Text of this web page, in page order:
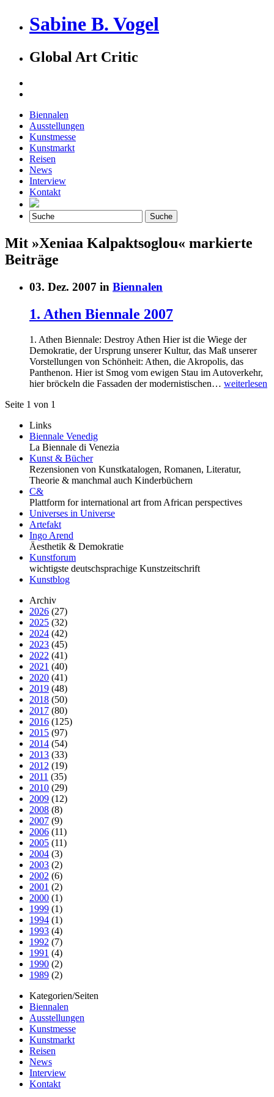
Sabine B. Vogel
Global Art Critic
Biennalen
Ausstellungen
Kunstmesse
Kunstmarkt
Reisen
News
Interview
Kontakt
Mit »Xeniaa Kalpaktsoglou« markierte
Beiträge
03. Dez. 2007 in Biennalen
1. Athen Biennale 2007
1. Athen Biennale: Destroy Athen Hier ist die Wiege der
Demokratie, der Ursprung unserer Kultur, das Maß unserer
Vorstellungen von Schönheit: Athen, die Akropolis, das
Panthenon. Hier ist Smog vom ewigen Stau im Autoverkehr,
hier bröckeln die Fassaden der modernistischen… weiterlesen
Seite 1 von 1
Links
Biennale Venedig
La Biennale di Venezia
Kunst & Bücher
Rezensionen von Kunstkatalogen, Romanen, Literatur,
Theorie & manchmal auch Kinderbüchern
C&
Plattform for international art from African perspectives
Universes in Universe
Artefakt
Ingo Arend
Äesthetik & Demokratie
Kunstforum
wichtigste deutschsprachige Kunstzeitschrift
Kunstblog
Archiv
2026 (27)
2025 (32)
2024 (42)
2023 (45)
2022 (41)
2021 (40)
2020 (41)
2019 (48)
2018 (50)
2017 (80)
2016 (125)
2015 (97)
2014 (54)
2013 (33)
2012 (19)
2011 (35)
2010 (29)
2009 (12)
2008 (8)
2007 (9)
2006 (11)
2005 (11)
2004 (3)
2003 (2)
2002 (6)
2001 (2)
2000 (1)
1999 (1)
1994 (1)
1993 (4)
1992 (7)
1991 (4)
1990 (2)
1989 (2)
Kategorien/Seiten
Biennalen
Ausstellungen
Kunstmesse
Kunstmarkt
Reisen
News
Interview
Kontakt